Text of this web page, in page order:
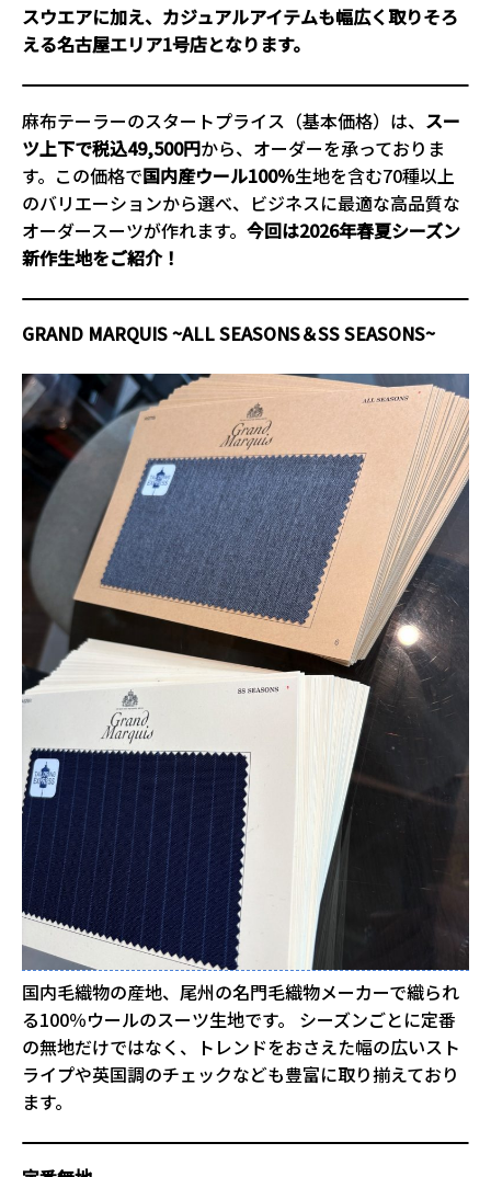
スウエアに加え、カジュアルアイテムも幅広く取りそろ
える名古屋エリア1号店となります。
麻布テーラーのスタートプライス（基本価格）は、 スー
ツ上下で税込49,500円から、オーダーを承っておりま
す。この価格で国内産ウール100％生地を含む70種以上
のバリエーションから選べ、ビジネスに最適な高品質な
オーダースーツが作れます。 今回は2026年春夏シーズン
新作生地をご紹介！
GRAND MARQUIS ~ALL SEASONS＆SS SEASONS~
国内毛織物の産地、尾州の名門毛織物メーカーで織られ
る100％ウールのスーツ生地です。 シーズンごとに定番
の無地だけではなく、トレンドをおさえた幅の広いスト
ライプや英国調のチェックなども豊富に取り揃えており
ます。